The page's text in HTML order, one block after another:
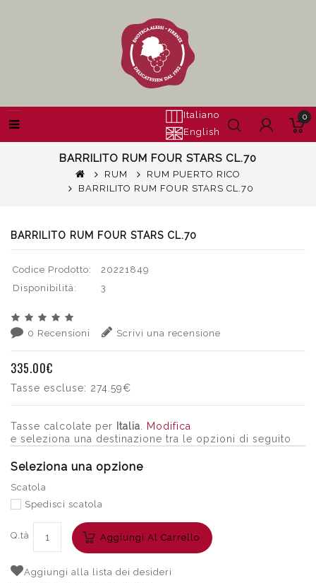
Italiano
English
0
BARRILITO RUM FOUR STARS CL.70
RUM
RUM PUERTO RICO
BARRILITO RUM FOUR STARS CL.70
BARRILITO RUM FOUR STARS CL.70
Codice Prodotto:
20221849
Disponibilità:
3
0 Recensioni Scrivi una recensione
335.00€
Tasse escluse: 274.59€
Tasse calcolate per Italia
Modifica
e seleziona una destinazione tra le opzioni di seguito
Seleziona una opzione
Scatola
Spedisci scatola
Q.tà Aggiungi Al Carrello
Aggiungi alla lista dei desideri